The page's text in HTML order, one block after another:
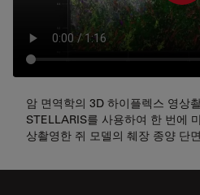
암 면역학의 3D 하이플렉스 영상
STELLARIS를 사용하여 한 번에
상촬영한 쥐 모델의 췌장 종양 단